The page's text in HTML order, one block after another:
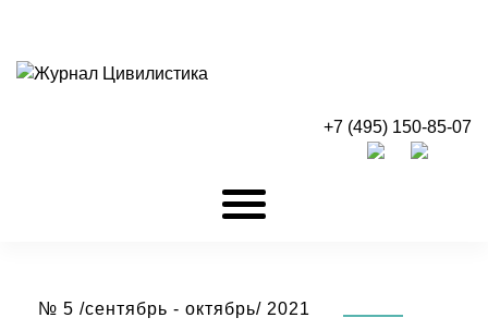
+7 (495) 150-85-07
№ 5 /сентябрь - октябрь/ 2021